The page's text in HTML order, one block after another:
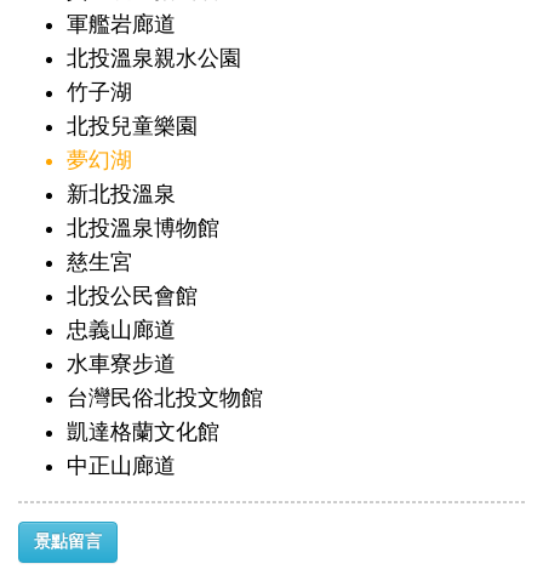
軍艦岩廊道
北投溫泉親水公園
竹子湖
北投兒童樂園
夢幻湖
新北投溫泉
北投溫泉博物館
慈生宮
北投公民會館
忠義山廊道
水車寮步道
台灣民俗北投文物館
凱達格蘭文化館
中正山廊道
景點留言